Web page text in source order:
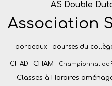
AS Double
Association
bordeaux bourses du
CHAD CHAM Championnat de
Classes à Horaires